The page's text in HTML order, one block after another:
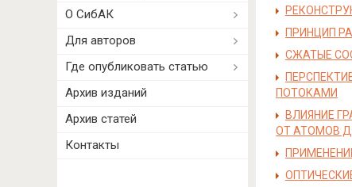
ПРИНЦИП
СЖАТЫЕ
ПОТОКАМИ
ВЛИЯНИЕ
ОТ АТОМОВ
О СибАК
Для авторов
Где опубликовать статью
Архив изданий
Архив статей
Контакты